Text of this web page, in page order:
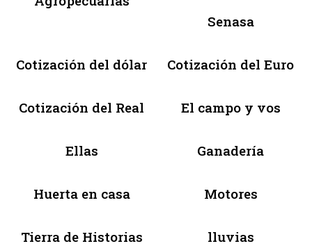
Senasa
Cotización del dólar Cotización del Euro
Cotización del Real El campo y vos
Ellas Ganadería
Huerta en casa Motores
Tierra de Historias lluvias